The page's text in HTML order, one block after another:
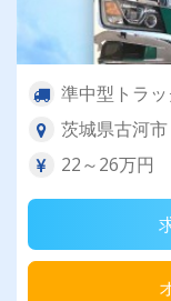
準中型トラ
茨城県古河市
22～26万円